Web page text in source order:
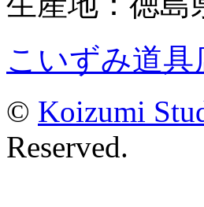
こいずみ道
© Koizumi
Reserved.